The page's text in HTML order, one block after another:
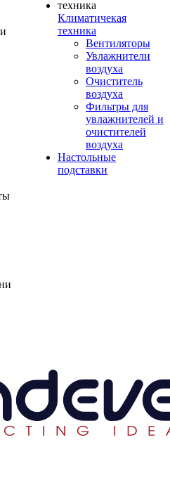
Климатичекая
техника
Вентиляторы
Увлажнители
воздуха
Очиститель
воздуха
Фильтры для
увлажнителей и
очистителей
воздуха
Настольные
подставки